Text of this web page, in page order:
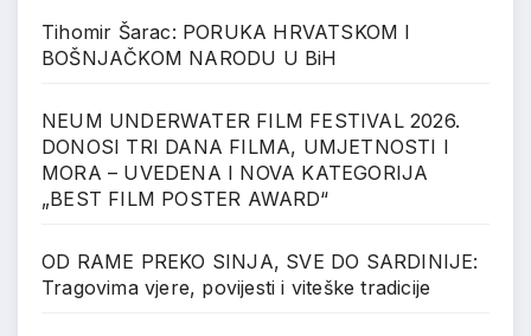
Tihomir Šarac: PORUKA HRVATSKOM I
BOŠNJAČKOM NARODU U BiH
NEUM UNDERWATER FILM FESTIVAL 2026.
DONOSI TRI DANA FILMA, UMJETNOSTI I
MORA – UVEDENA I NOVA KATEGORIJA
„BEST FILM POSTER AWARD“
OD RAME PREKO SINJA, SVE DO SARDINIJE:
Tragovima vjere, povijesti i viteške tradicije